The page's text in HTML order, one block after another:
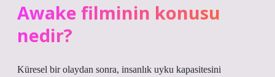
Awake filminin konusu
nedir?
Küresel bir olaydan sonra, insanlık uyku kapasitesini